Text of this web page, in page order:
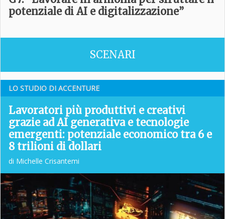
potenziale di AI e digitalizzazione”
SCENARI
LO STUDIO DI ACCENTURE
Lavoratori più produttivi e creativi
grazie ad AI generativa e tecnologie
emergenti: potenziale economico tra 6 e
8 trilioni di dollari
di Michelle Crisantemi